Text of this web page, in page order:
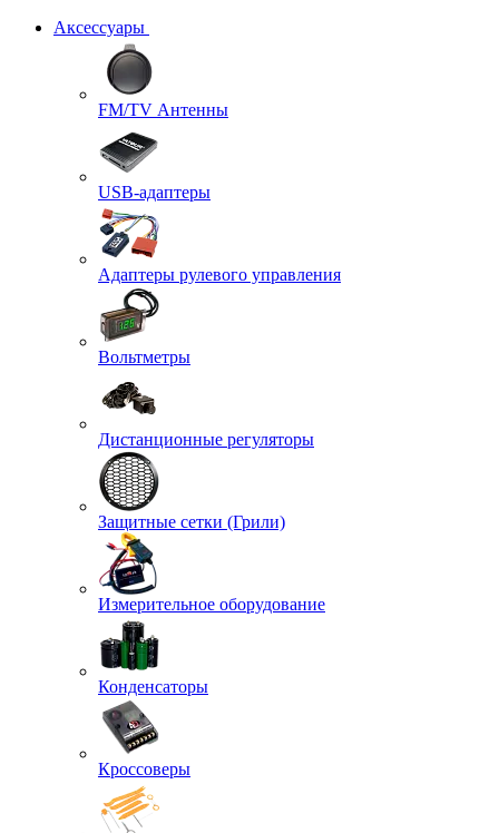
Аксессуары
FM/TV Антенны
USB-адаптеры
Адаптеры рулевого управления
Вольтметры
Дистанционные регуляторы
Защитные сетки (Грили)
Измерительное оборудование
Конденсаторы
Кроссоверы